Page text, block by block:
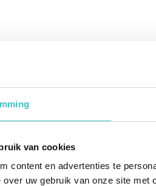
van cookies
content en advertenties te
uw gebruik van onze site